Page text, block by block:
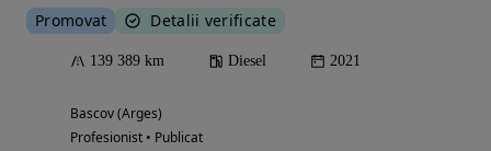
Promovat Detalii verificate
139 389 km Diesel 2021
Bascov (Arges)
Profesionist • Publicat